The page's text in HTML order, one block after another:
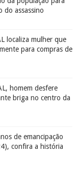
do assassino
localiza mulher que
para compras de
homem desfere
briga no centro da
de emancipação
confira a história